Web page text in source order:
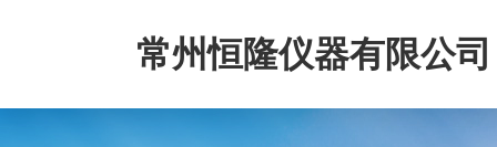
常州恒隆仪器有限公司